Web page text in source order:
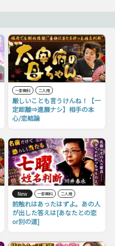
一部無料 二人用
厳しいことも言うけんね！【一
定距離⇒進展ナシ】相手の本
心/恋結論
New 一部無料 二人用
前触れはあったはずよ。あの人
が出した答えは[あなたとの恋
or別の道]